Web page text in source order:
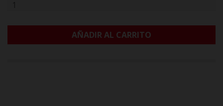
AÑADIR AL CARRITO